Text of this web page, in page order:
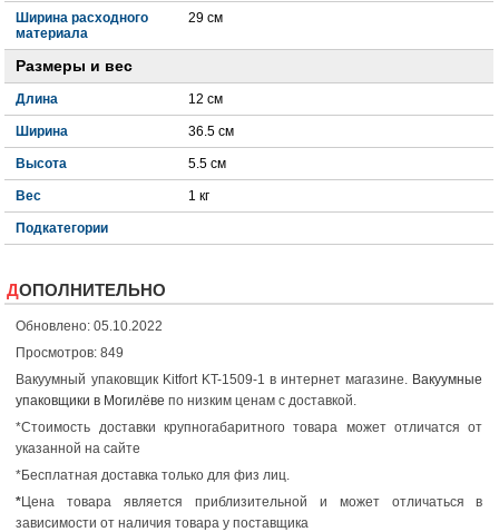
Ширина расходного
материала
29 см
Размеры и вес
Длина 12 см
Ширина 36.5 см
Высота 5.5 см
Вес 1 кг
Подкатегории
ДОПОЛНИТЕЛЬНО
Обновлено: 05.10.2022
Просмотров: 849
Вакуумный упаковщик Kitfort KT-1509-1 в интернет магазине. Вакуумные
упаковщики в Могилёве по низким ценам с доставкой.
*Стоимость доставки крупногабаритного товара может отличатся от
указанной на сайте
*Бесплатная доставка только для физ лиц.
*Цена товара является приблизительной и может отличаться в
зависимости от наличия товара у поставщика